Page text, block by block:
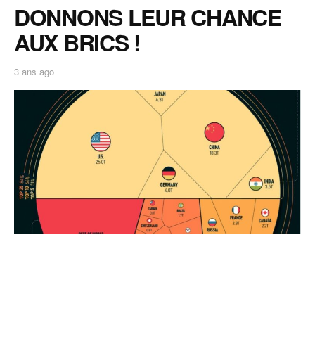
DONNONS LEUR CHANCE
AUX BRICS !
3 ans ago